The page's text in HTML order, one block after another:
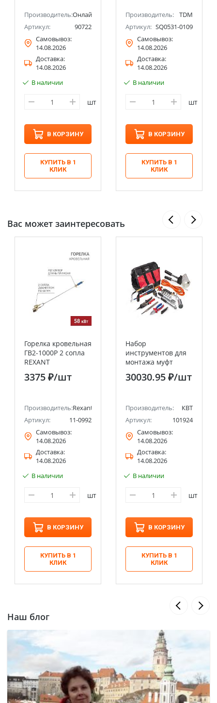
Производитель:Онлайт
Артикул:
90722
Самовывоз:
14.08.2026
Доставка:
14.08.2026
В наличии
шт
В КОРЗИНУ
КУПИТЬ В 1
КЛИК
Производитель:
TDM
Артикул: SQ0531-0109
Самовывоз:
14.08.2026
Доставка:
14.08.2026
В наличии
шт
В КОРЗИНУ
КУПИТЬ В 1
КЛИК
Вас может заинтересовать
Горелка кровельная
ГВ2-1000Р 2 сопла
REXANT
3375 ₽/шт
Производитель:Rexant
Артикул:
11-0992
Самовывоз:
14.08.2026
Доставка:
14.08.2026
В наличии
шт
В КОРЗИНУ
КУПИТЬ В 1
КЛИК
Набор
инструментов для
монтажа муфт
НИМ-2 «Бумага +
Винил» 10
30030.95 ₽/шт
Производитель:
КВТ
Артикул:
101924
Самовывоз:
14.08.2026
Доставка:
14.08.2026
В наличии
шт
В КОРЗИНУ
КУПИТЬ В 1
КЛИК
Наш блог